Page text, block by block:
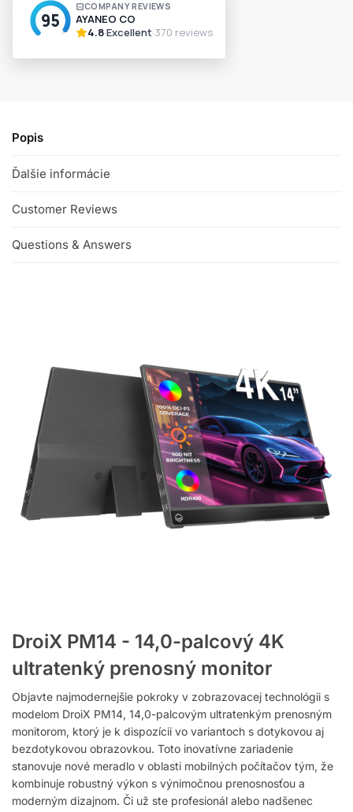
v
:
Popis
Ďalšie informácie
Customer Reviews
Questions & Answers
DroiX PM14 - 14,0-palcový 4K
ultratenký prenosný monitor
Objavte najmodernejšie pokroky v zobrazovacej technológii s
modelom DroiX PM14, 14,0-palcovým ultratenkým prenosným
monitorom, ktorý je k dispozícii vo variantoch s dotykovou aj
bezdotykovou obrazovkou. Toto inovatívne zariadenie
stanovuje nové meradlo v oblasti mobilných počítačov tým, že
kombinuje robustný výkon s výnimočnou prenosnosťou a
moderným dizajnom. Či už ste profesionál alebo nadšenec